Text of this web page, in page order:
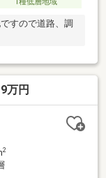
1種低層地域
すので道路、調
万円
2